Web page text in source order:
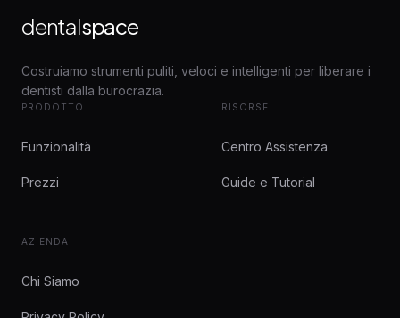
dentalspace
Costruiamo strumenti puliti, veloci e intelligenti per liberare i
dentisti dalla burocrazia.
PRODOTTO
Funzionalità
Prezzi
RISORSE
Centro Assistenza
Guide e Tutorial
AZIENDA
Chi Siamo